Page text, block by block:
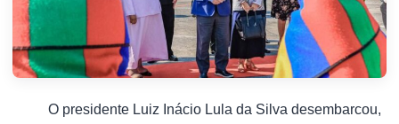
O presidente Luiz Inácio Lula da Silva desembarcou,